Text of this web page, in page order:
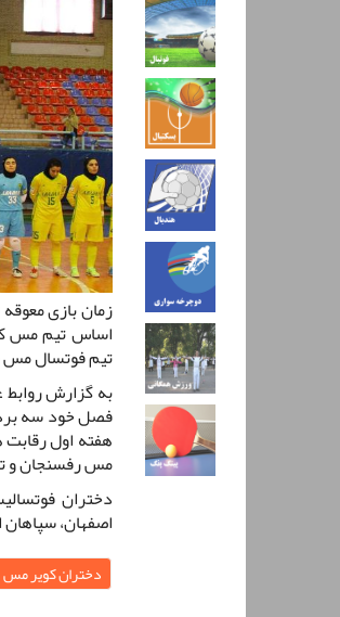
زمان بازی
تیم فوتسال مس
به گزارش
هفته اول
مس رفسنجان و
دختران
اصفهان،
دختران کویر مس